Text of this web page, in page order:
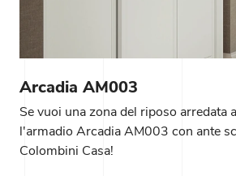
Arcadia AM003
Se vuoi una zona del riposo arredata
l'armadio Arcadia AM003 con ante
Colombini Casa!